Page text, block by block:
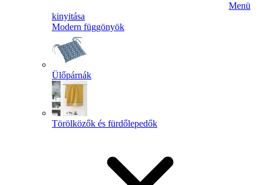
Menü
kinyitása
Modern függönyök
Ülőpárnák
Törölközők és fürdőlepedők